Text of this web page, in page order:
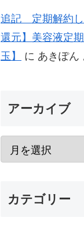
追記 定期解約し
還元】美容液定
玉】
に あきぽん
アーカイブ
カテゴリー